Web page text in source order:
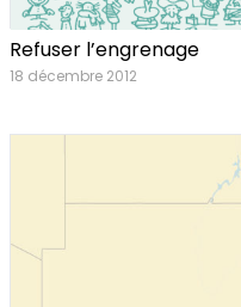
Refuser l’engrenage
18 décembre 2012